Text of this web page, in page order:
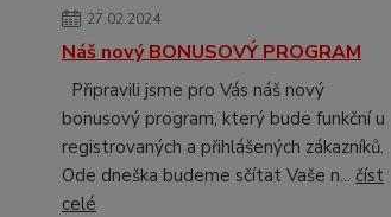
27.02.2024
Náš nový BONUSOVÝ PROGRAM
Připravili jsme pro Vás náš nový
bonusový program, který bude funkční u
registrovaných a přihlášených zákazníků.
Ode dneška budeme sčítat Vaše n... číst
celé